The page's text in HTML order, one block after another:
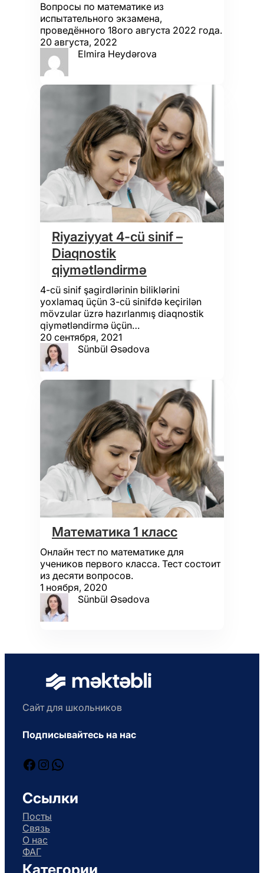
Вопросы по математике из
испытательного экзамена,
проведённого 18ого августа 2022 года.
20 августа, 2022
Elmira Heydərova
Riyaziyyat 4-cü sinif –
Diaqnostik
qiymətləndirmə
4-cü sinif şagirdlərinin biliklərini
yoxlamaq üçün 3-cü sinifdə keçirilən
mövzular üzrə hazırlanmış diaqnostik
qiymətləndirmə üçün…
20 сентября, 2021
Sünbül Əsədova
Математика 1 класс
Онлайн тест по математике для
учеников первого класса. Тест состоит
из десяти вопросов.
1 ноября, 2020
Sünbül Əsədova
Сайт для школьников
Подписывайтесь на нас
Facebook
Instagram
WhatsApp
Ссылки
Посты
Связь
О нас
ФАГ
Категории